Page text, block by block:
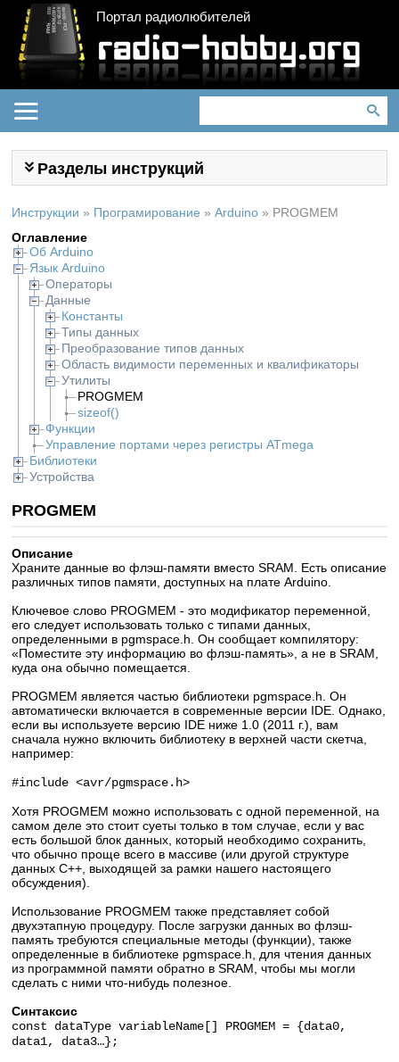
Портал радиолюбителей
Разделы инструкций
Инструкции » Програмирование » Arduino » PROGMEM
Оглавление
Об Arduino
Язык Arduino
Операторы
Данные
Константы
Типы данных
Преобразование типов данных
Область видимости переменных и квалификаторы
Утилиты
PROGMEM
sizeof()
Функции
Управление портами через регистры ATmega
Библиотеки
Устройства
PROGMEM
Описание
Храните данные во флэш-памяти вместо SRAM. Есть описание
различных типов памяти, доступных на плате Arduino.
Ключевое слово PROGMEM - это модификатор переменной,
его следует использовать только с типами данных,
определенными в pgmspace.h. Он сообщает компилятору:
«Поместите эту информацию во флэш-память», а не в SRAM,
куда она обычно помещается.
PROGMEM является частью библиотеки pgmspace.h. Он
автоматически включается в современные версии IDE. Однако,
если вы используете версию IDE ниже 1.0 (2011 г.), вам
сначала нужно включить библиотеку в верхней части скетча,
например:
#include <avr/pgmspace.h>
Хотя PROGMEM можно использовать с одной переменной, на
самом деле это стоит суеты только в том случае, если у вас
есть большой блок данных, который необходимо сохранить,
что обычно проще всего в массиве (или другой структуре
данных C++, выходящей за рамки нашего настоящего
обсуждения).
Использование PROGMEM также представляет собой
двухэтапную процедуру. После загрузки данных во флэш-
память требуются специальные методы (функции), также
определенные в библиотеке pgmspace.h, для чтения данных
из программной памяти обратно в SRAM, чтобы мы могли
сделать с ними что-нибудь полезное.
Синтаксис
const dataType variableName[] PROGMEM = {data0,
data1, data3…​};